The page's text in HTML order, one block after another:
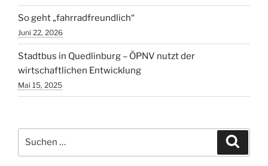
dumm
verkauft.“
So geht „fahrradfreundlich“
Juni 22, 2026
Stadtbus in Quedlinburg – ÖPNV nutzt der
wirtschaftlichen Entwicklung
Mai 15, 2025
nach: